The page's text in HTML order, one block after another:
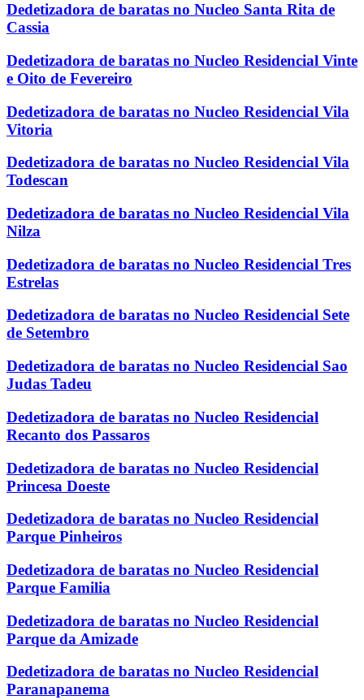
Dedetizadora de baratas no Nucleo Santa Rita de
Cassia
Dedetizadora de baratas no Nucleo Residencial Vinte
e Oito de Fevereiro
Dedetizadora de baratas no Nucleo Residencial Vila
Vitoria
Dedetizadora de baratas no Nucleo Residencial Vila
Todescan
Dedetizadora de baratas no Nucleo Residencial Vila
Nilza
Dedetizadora de baratas no Nucleo Residencial Tres
Estrelas
Dedetizadora de baratas no Nucleo Residencial Sete
de Setembro
Dedetizadora de baratas no Nucleo Residencial Sao
Judas Tadeu
Dedetizadora de baratas no Nucleo Residencial
Recanto dos Passaros
Dedetizadora de baratas no Nucleo Residencial
Princesa Doeste
Dedetizadora de baratas no Nucleo Residencial
Parque Pinheiros
Dedetizadora de baratas no Nucleo Residencial
Parque Familia
Dedetizadora de baratas no Nucleo Residencial
Parque da Amizade
Dedetizadora de baratas no Nucleo Residencial
Paranapanema